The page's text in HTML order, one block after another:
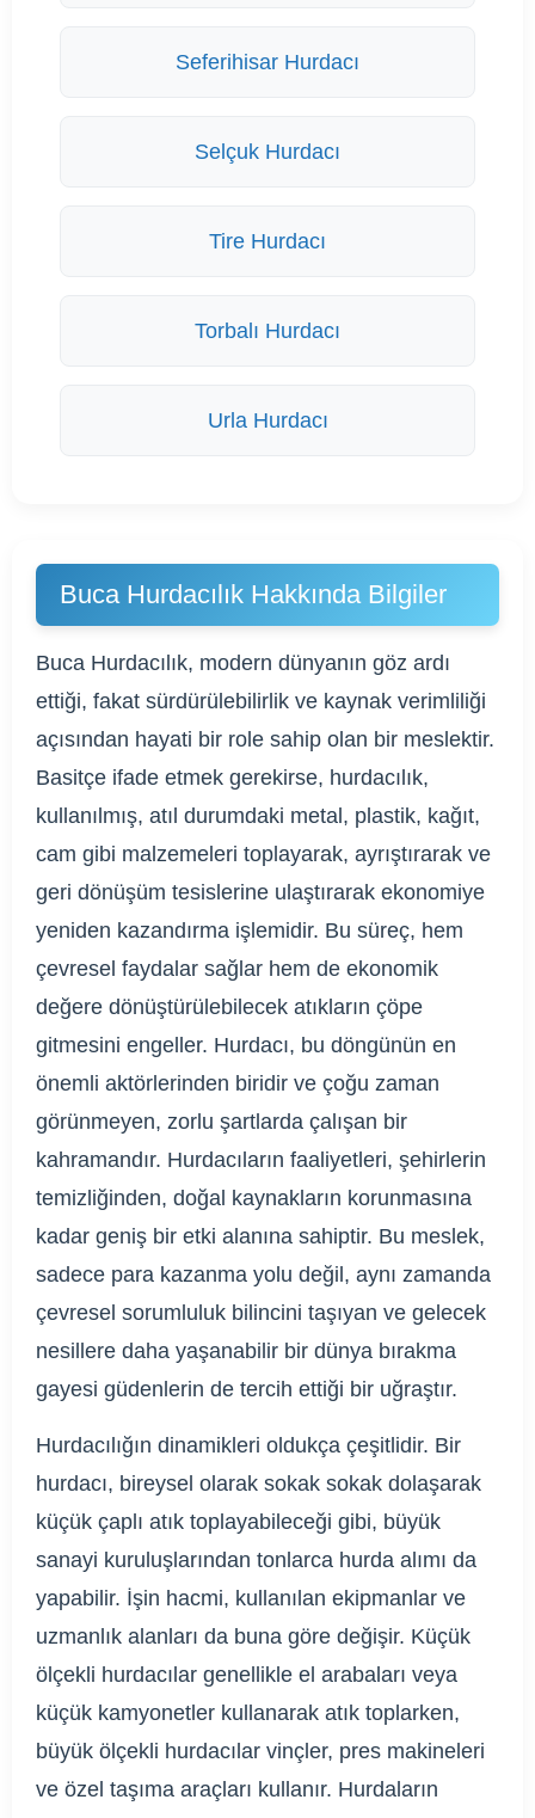
Seferihisar Hurdacı
Selçuk Hurdacı
Tire Hurdacı
Torbalı Hurdacı
Urla Hurdacı
Buca Hurdacılık Hakkında Bilgiler
Buca Hurdacılık, modern dünyanın göz ardı
ettiği, fakat sürdürülebilirlik ve kaynak verimliliği
açısından hayati bir role sahip olan bir meslektir.
Basitçe ifade etmek gerekirse, hurdacılık,
kullanılmış, atıl durumdaki metal, plastik, kağıt,
cam gibi malzemeleri toplayarak, ayrıştırarak ve
geri dönüşüm tesislerine ulaştırarak ekonomiye
yeniden kazandırma işlemidir. Bu süreç, hem
çevresel faydalar sağlar hem de ekonomik
değere dönüştürülebilecek atıkların çöpe
gitmesini engeller. Hurdacı, bu döngünün en
önemli aktörlerinden biridir ve çoğu zaman
görünmeyen, zorlu şartlarda çalışan bir
kahramandır. Hurdacıların faaliyetleri, şehirlerin
temizliğinden, doğal kaynakların korunmasına
kadar geniş bir etki alanına sahiptir. Bu meslek,
sadece para kazanma yolu değil, aynı zamanda
çevresel sorumluluk bilincini taşıyan ve gelecek
nesillere daha yaşanabilir bir dünya bırakma
gayesi güdenlerin de tercih ettiği bir uğraştır.
Hurdacılığın dinamikleri oldukça çeşitlidir. Bir
hurdacı, bireysel olarak sokak sokak dolaşarak
küçük çaplı atık toplayabileceği gibi, büyük
sanayi kuruluşlarından tonlarca hurda alımı da
yapabilir. İşin hacmi, kullanılan ekipmanlar ve
uzmanlık alanları da buna göre değişir. Küçük
ölçekli hurdacılar genellikle el arabaları veya
küçük kamyonetler kullanarak atık toplarken,
büyük ölçekli hurdacılar vinçler, pres makineleri
ve özel taşıma araçları kullanır. Hurdaların